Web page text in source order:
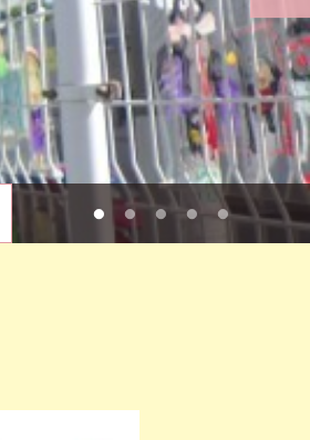
1 2 3 4 5